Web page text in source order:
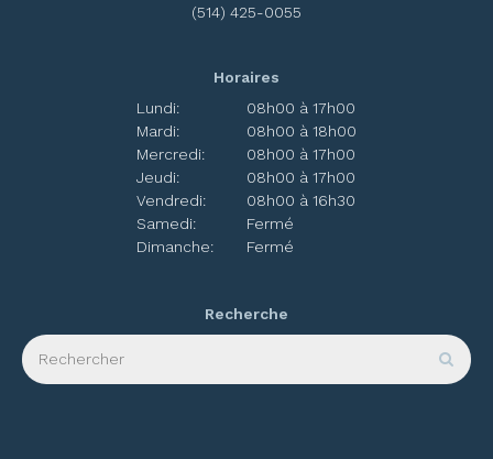
(514) 425-0055
Horaires
Lundi:
08h00 à 17h00
Mardi:
08h00 à 18h00
Mercredi:
08h00 à 17h00
Jeudi:
08h00 à 17h00
Vendredi:
08h00 à 16h30
Samedi:
Fermé
Dimanche:
Fermé
Recherche
Rechercher